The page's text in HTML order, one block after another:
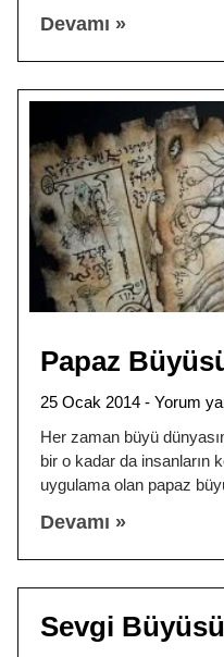
Devamı »
Papaz
25 Ocak 2014
Yorum
Her zaman büyü
bir o kadar da insanların
uygulama olan papaz
Devamı »
Sevgi Büyüsü